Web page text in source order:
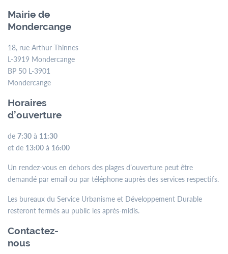
Mairie de
Mondercange
18, rue Arthur Thinnes
L-3919 Mondercange
BP 50 L-3901
Mondercange
Horaires
d’ouverture
de 7:30 à 11:30
et de 13:00 à 16:00
Un rendez-vous en dehors des plages d’ouverture peut être
demandé par email ou par téléphone auprès des services respectifs.
Les bureaux du Service Urbanisme et Développement Durable
resteront fermés au public les après-midis.
Contactez-
nous